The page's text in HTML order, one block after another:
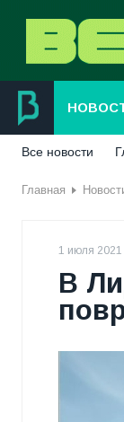
Все новости
Главная
1 июля 2021
В